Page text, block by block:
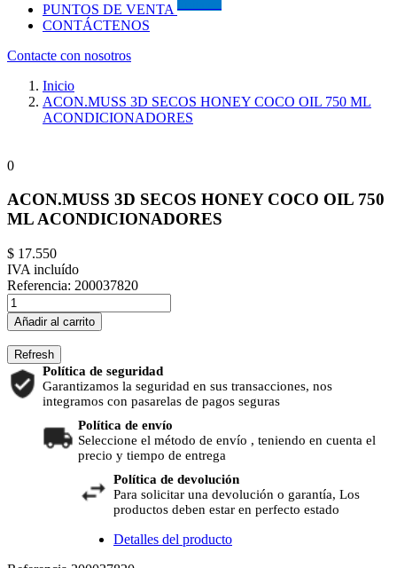
PUNTOS DE VENTA
CONTÁCTENOS
Contacte con nosotros
Inicio
ACON.MUSS 3D SECOS HONEY COCO OIL 750 ML
ACONDICIONADORES
0
ACON.MUSS 3D SECOS HONEY COCO OIL 750
ML ACONDICIONADORES
$ 17.550
IVA incluído
Referencia: 200037820
Añadir al carrito
Política de seguridad
Garantizamos la seguridad en sus transacciones, nos
integramos con pasarelas de pagos seguras
Política de envío
Seleccione el método de envío , teniendo en cuenta el
precio y tiempo de entrega
Política de devolución
Para solicitar una devolución o garantía, Los
productos deben estar en perfecto estado
Detalles del producto